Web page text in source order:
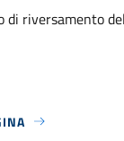
di riversamento